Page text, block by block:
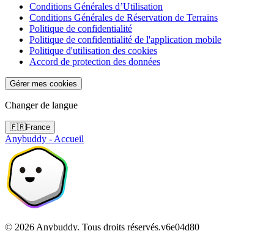
Conditions Générales d’Utilisation
Conditions Générales de Réservation de Terrains
Politique de confidentialité
Politique de confidentialité de l'application mobile
Politique d'utilisation des cookies
Accord de protection des données
Gérer mes cookies
Changer de langue
🇫🇷France
Anybuddy - Accueil
© 2026 Anybuddy. Tous droits réservés.v6e04d80